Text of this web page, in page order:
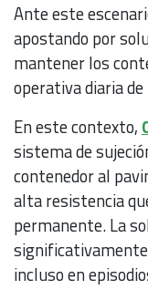
Ante este
apostando por
mantener los
operativa diaria de
En este contexto,
sistema de
contenedor al
alta resistencia
permanente. La
incluso en